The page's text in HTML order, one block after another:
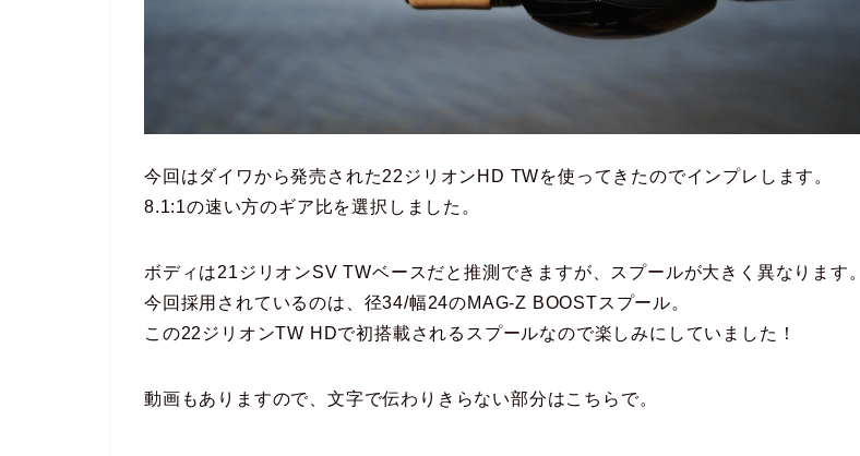
今回はダイワから発売された22ジリオンHD TWを使ってきたのでインプレします。
8.1:1の速い方のギア比を選択しました。
ボディは21ジリオンSV TWベースだと推測できますが、スプールが大きく異なります。
今回採用されているのは、径34/幅24のMAG-Z BOOSTスプール。
この22ジリオンTW HDで初搭載されるスプールなので楽しみにしていました！
動画もありますので、文字で伝わりきらない部分はこちらで。